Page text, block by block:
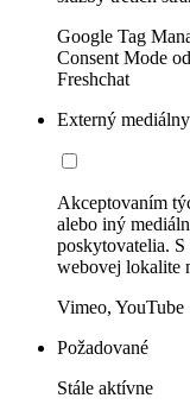
Google Tag
Consent Mode
Freshchat
Externý
Akceptovaním
alebo iný
poskytovatelia. S
webovej lokalite
Vimeo, YouTube
Požadované
Stále aktívne